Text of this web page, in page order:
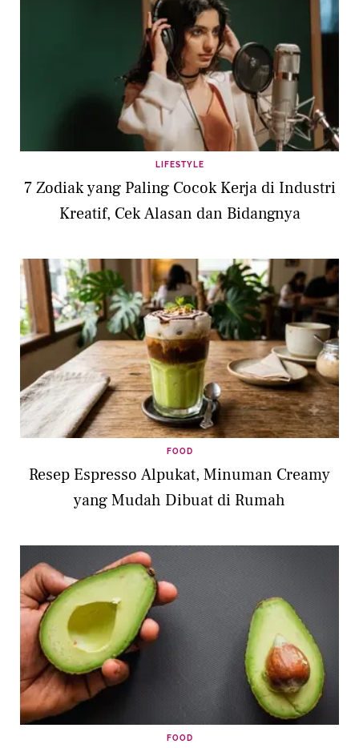
LIFESTYLE
7 Zodiak yang Paling Cocok Kerja di Industri
Kreatif, Cek Alasan dan Bidangnya
FOOD
Resep Espresso Alpukat, Minuman Creamy
yang Mudah Dibuat di Rumah
FOOD